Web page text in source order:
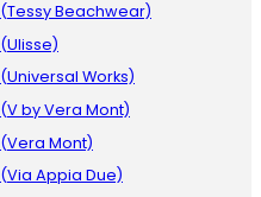
(Tessy Beachwear)
(Ulisse)
(Universal Works)
(V by Vera Mont)
(Vera Mont)
(Via Appia Due)